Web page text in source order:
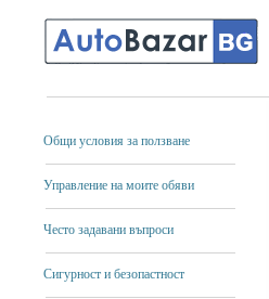
Общи условия за ползване
Управление на моите обяви
Често задавани въпроси
Сигурност и безопастност